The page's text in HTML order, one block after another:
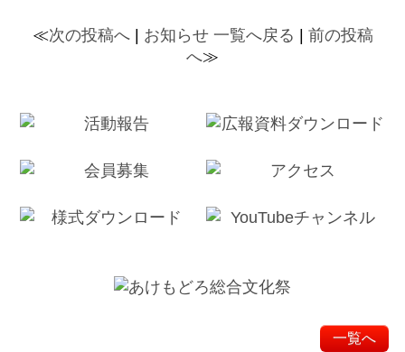
≪次の投稿へ| お知らせ 一覧へ戻る
前の投稿
へ≫
一覧へ